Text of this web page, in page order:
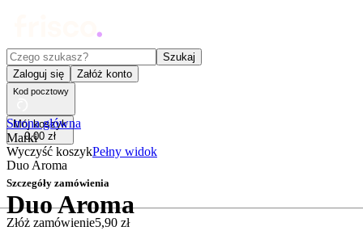
Czego szukasz?
Szukaj
Zaloguj się
Załóż konto
Kod pocztowy
Mój koszyk
0,00 zł
Wyczyść koszykPełny widok
Szczegóły zamówienia
Złóż zamówienie5,90 zł
Strona główna
Marki
Duo Aroma
Duo Aroma